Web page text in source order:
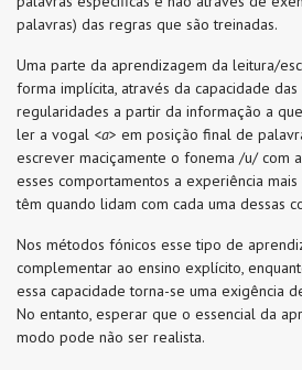
palavras) das regras que são treinadas.
Uma parte da aprendizagem da leitura/
forma implícita, através da capacidade
regularidades a partir da informação a
ler a vogal <a> em posição final de
escrever maciçamente o fonema /u/ com
esses comportamentos a experiência
têm quando lidam com cada uma dessas
Nos métodos fónicos esse tipo de
complementar ao ensino explícito,
essa capacidade torna-se uma exigência
No entanto, esperar que o essencial da
modo pode não ser realista.